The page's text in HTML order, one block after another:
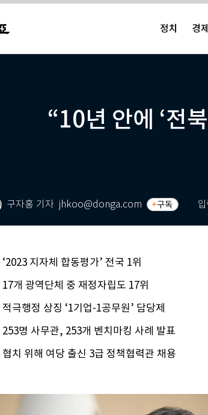
정치 경제
“10년 안에 ‘전
구자홍 기자 jhkoo@donga.com 구독
‘2023 지자체 합동평가’ 전국 1위
17개 광역단체 중 재정자립도 17위
적극행정 상징 ‘1기업-1공무원’ 담당제
253명 사무관, 253개 벤치마킹 사례 발표
협치 위해 여당 출신 3급 정책협력관 채용